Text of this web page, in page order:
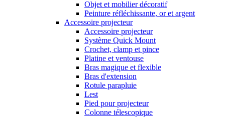
Objet et mobilier décoratif
Peinture réfléchissante, or et argent
Accessoire projecteur
Accessoire projecteur
Système Quick Mount
Crochet, clamp et pince
Platine et ventouse
Bras magique et flexible
Bras d'extension
Rotule parapluie
Lest
Pied pour projecteur
Colonne télescopique